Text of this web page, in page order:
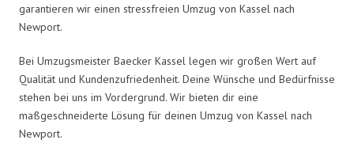
garantieren wir einen stressfreien Umzug von Kassel nach
Newport.
Bei Umzugsmeister Baecker Kassel legen wir großen Wert auf
Qualität und Kundenzufriedenheit. Deine Wünsche und Bedürfnisse
stehen bei uns im Vordergrund. Wir bieten dir eine
maßgeschneiderte Lösung für deinen Umzug von Kassel nach
Newport.